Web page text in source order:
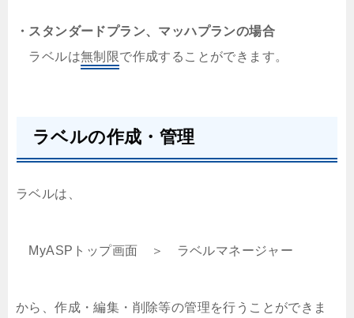
・スタンダードプラン、マッハプランの場合
ラベルは無制限で作成することができます。
ラベルの作成・管理
ラベルは、
MyASPトップ画面 ＞ ラベルマネージャー
から、作成・編集・削除等の管理を行うことができま